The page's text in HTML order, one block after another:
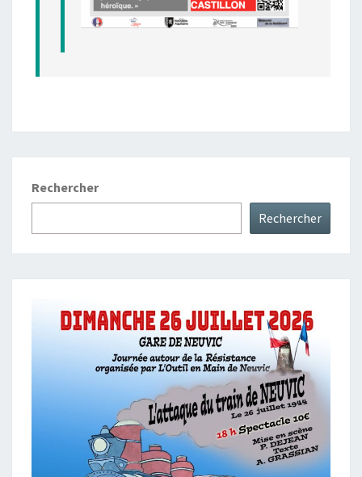
Rechercher
Rechercher